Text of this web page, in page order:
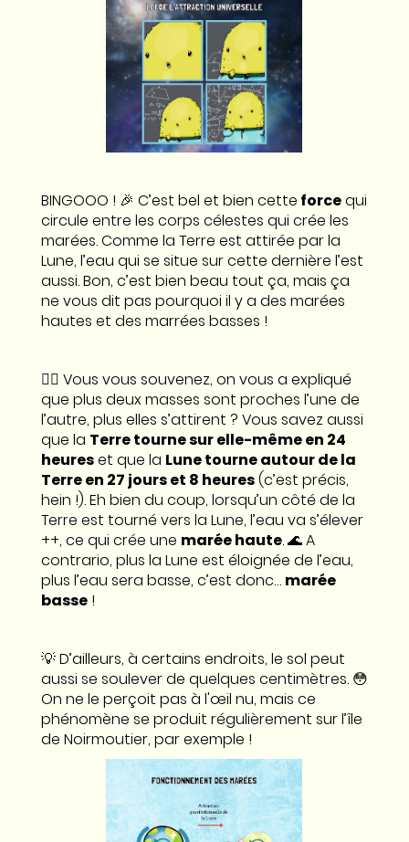
BINGOOO ! 🎉 C’est bel et bien cette forcequi
circule entre les corps célestes qui crée les
marées. Comme la Terre est attirée par la
Lune, l’eau qui se situe sur cette dernière l’est
aussi. Bon, c’est bien beau tout ça, mais ça
ne vous dit pas pourquoi il y a des marées
hautes et des marrées basses !
👉🏼 Vous vous souvenez, on vous a expliqué
que plus deux masses sont proches l’une de
l’autre, plus elles s’attirent ? Vous savez aussi
que la Terre tourne sur elle-même en 24
heureset que la Lune tourne autour de la
Terre en 27 jours et 8 heures(c’est précis,
hein !). Eh bien du coup, lorsqu’un côté de la
Terre est tourné vers la Lune, l’eau va s’élever
++, ce qui crée une marée haute. 🌊 A
contrario, plus la Lune est éloignée de l’eau,
plus l’eau sera basse, c’est donc… marée
basse!
💡 D’ailleurs, à certains endroits, le sol peut
aussi se soulever de quelques centimètres. 😳
On ne le perçoit pas à l'œil nu, mais ce
phénomène se produit régulièrement sur l’île
de Noirmoutier, par exemple !